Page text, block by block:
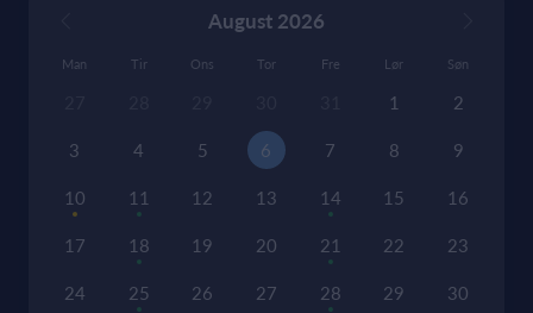
August 2026
Man Tir Ons Tor Fre Lør Søn
1 2
3 4 5 6 7 8 9
10 11 12 13 14 15 16
17 18 19 20 21 22 23
24 25 26 27 28 29 30